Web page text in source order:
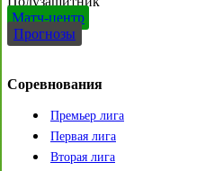
Матч-центр
Прогнозы
Соревнования
Премьер лига
Первая лига
Вторая лига